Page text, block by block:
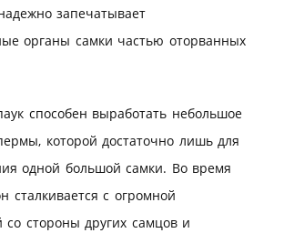
запечатывает
органы самки частью оторванных
способен выработать небольшое
которой достаточно лишь для
одной большой самки. Во время
сталкивается с огромной
со стороны других самцов и